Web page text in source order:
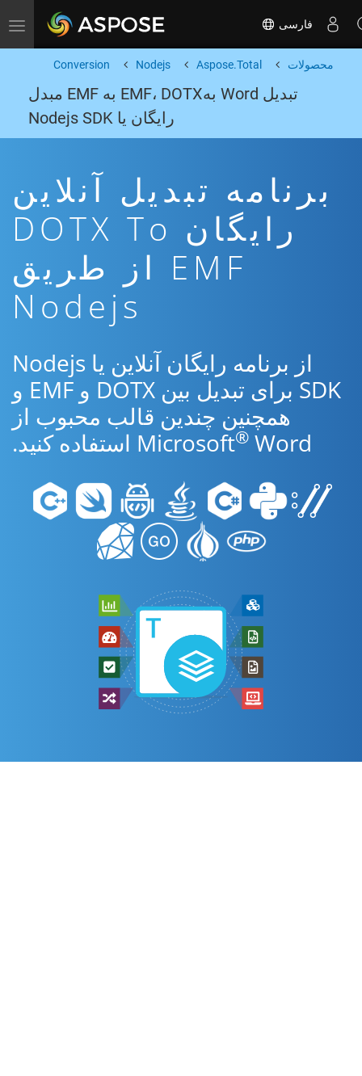
Toggle navigation فارسی
محصولات Aspose.Total
Nodejs
Conversion
تبدیل Word بهEMF، DOTX به EMF مبدل
رایگان یا Nodejs SDK
برنامه تبدیل آنلاین
رایگان DOTX To
EMF از طریق
Nodejs
از برنامه رایگان آنلاین یا Nodejs
SDK برای تبدیل بین DOTX و EMF و
همچنین چندین قالب محبوب از
Microsoft® Word استفاده کنید.